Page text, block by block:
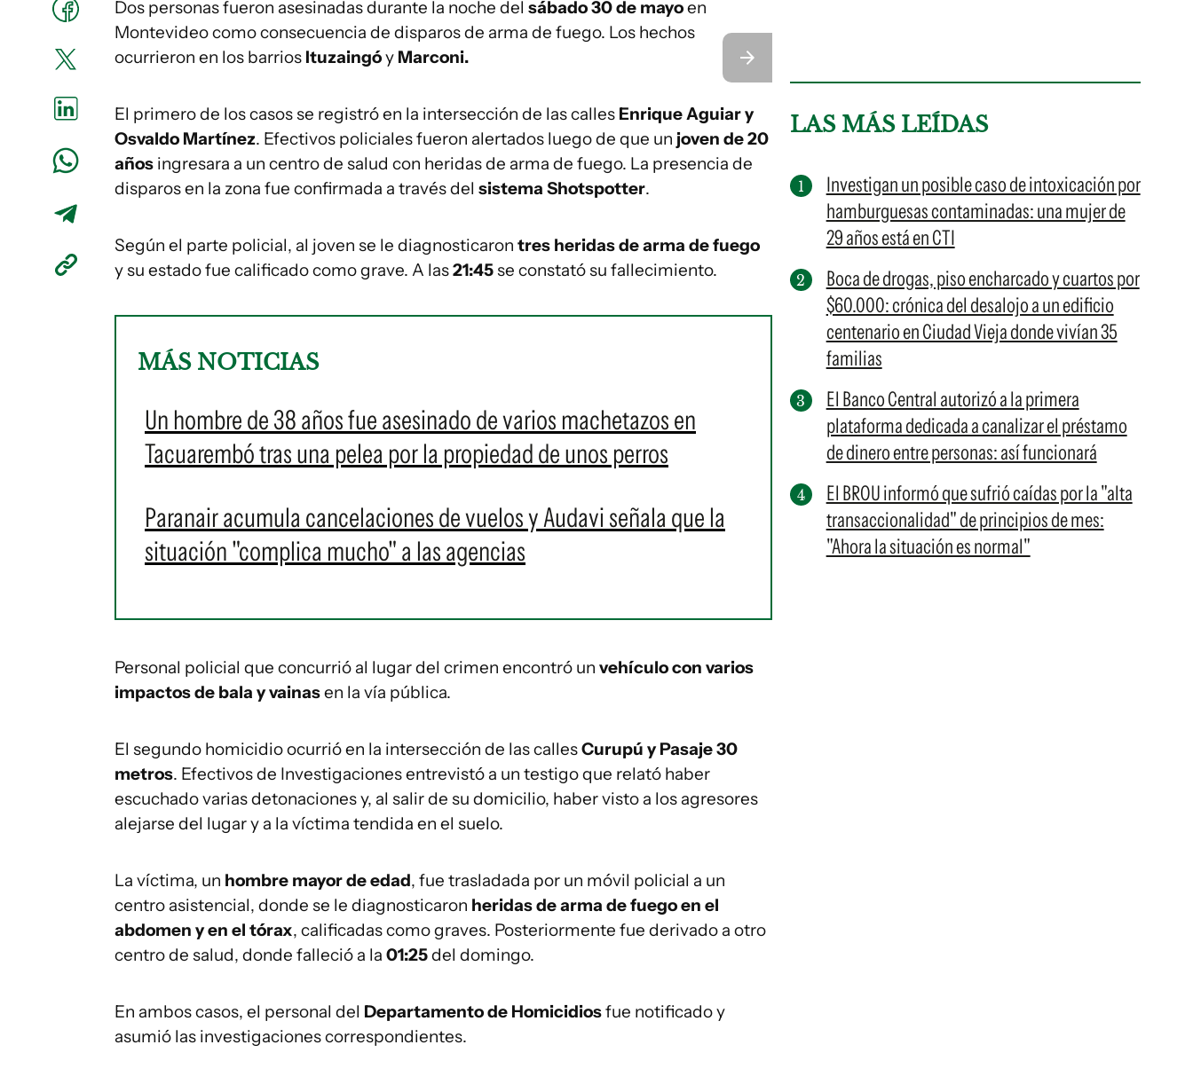
Dos personas fueron asesinadas durante la noche del sábado 30 de mayoen
Montevideo como consecuencia de disparos de arma de fuego. Los hechos
ocurrieron en los barrios Ituzaingóy Marconi.
El primero de los casos se registró en la intersección de las calles Enrique Aguiar y
Osvaldo Martínez. Efectivos policiales fueron alertados luego de que un joven de 20
años ingresara a un centro de salud con heridas de arma de fuego. La presencia de
disparos en la zona fue confirmada a través del sistema Shotspotter.
Según el parte policial, al joven se le diagnosticaron tres heridas de arma de fuego
y su estado fue calificado como grave. A las21:45se constató su fallecimiento.
MÁS NOTICIAS
Un hombre de 38 años fue asesinado de varios machetazos en
Tacuarembó tras una pelea por la propiedad de unos perros
Paranair acumula cancelaciones de vuelos y Audavi señala que la
situación "complica mucho" a las agencias
Personal policial que concurrió al lugar del crimen encontró un vehículo con varios
impactos de bala y vainasen la vía pública.
El segundo homicidio ocurrió en la intersección de las callesCurupú y Pasaje 30
metros. Efectivos de Investigaciones entrevistó a un testigo que relató haber
escuchado varias detonaciones y, al salir de su domicilio, haber visto a los agresores
alejarse del lugar y a la víctima tendida en el suelo.
La víctima, un hombre mayor de edad, fue trasladada por un móvil policial a un
centro asistencial, donde se le diagnosticaron heridas de arma de fuego en el
abdomen y en el tórax, calificadas como graves. Posteriormente fue derivado a otro
centro de salud, donde falleció a la 01:25del domingo.
En ambos casos, el personal del Departamento de Homicidiosfue notificado y
asumió las investigaciones correspondientes.
LAS MÁS LEÍDAS
Investigan un posible caso de intoxicación por
hamburguesas contaminadas: una mujer de
29 años está en CTI
Boca de drogas, piso encharcado y cuartos por
$60.000: crónica del desalojo a un edificio
centenario en Ciudad Vieja donde vivían 35
familias
El Banco Central autorizó a la primera
plataforma dedicada a canalizar el préstamo
de dinero entre personas: así funcionará
El BROU informó que sufrió caídas por la "alta
transaccionalidad" de principios de mes:
"Ahora la situación es normal"